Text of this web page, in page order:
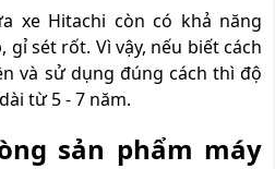
xe Hitachi còn có khả năng
gỉ sét rốt. Vì vậy, nếu biết cách
và sử dụng đúng cách thì độ
từ 5 - 7 năm.
sản phẩm máy